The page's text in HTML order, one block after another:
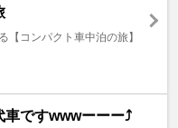
【コンパクト車中泊の旅】
車ですwwwーーー⤴️